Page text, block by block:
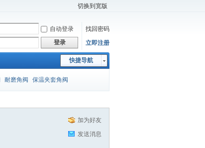
切换到宽版
自动登录
找回密码
登录 立即注册
快捷导航
耐磨角阀 保温夹套角阀
加为好友
发送消息